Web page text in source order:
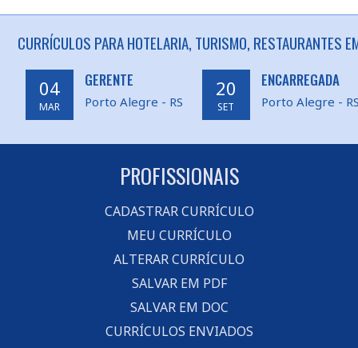
CURRÍCULOS PARA HOTELARIA, TURISMO, RESTAURANTES
04
MAR
GERENTE
Porto Alegre - RS
20
SET
ENCARREGADA
Porto Alegre -
PROFISSIONAIS
CADASTRAR CURRÍCULO
MEU CURRÍCULO
ALTERAR CURRÍCULO
SALVAR EM PDF
SALVAR EM DOC
CURRÍCULOS ENVIADOS